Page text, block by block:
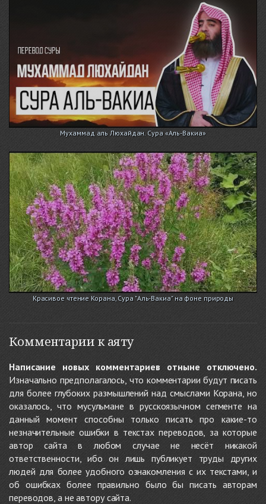
Мухаммад аль Люхайдан. Сура «Аль-Вакиа»
Красивое чтение Корана, Сура "Аль-Вакиа" на фоне природы
Комментарии к аяту
Написание новых комментариев отныне отключено.
Изначально предполагалось, что комментарии будут писать
для более глубоких размышлений над смыслами Корана, но
оказалось, что мусульмане в русскоязычном сегменте на
данный момент способны только писать про какие-то
незначительные ошибки в текстах переводов, за которые
автор сайта в любом случае не несёт никакой
ответственности, ибо он лишь публикует труды других
людей для более удобного ознакомления с их текстами, и
об ошибках более правильно было бы писать авторам
переводов, а не автору сайта.